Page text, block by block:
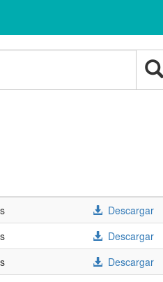
Descargar
Descargar
Descargar